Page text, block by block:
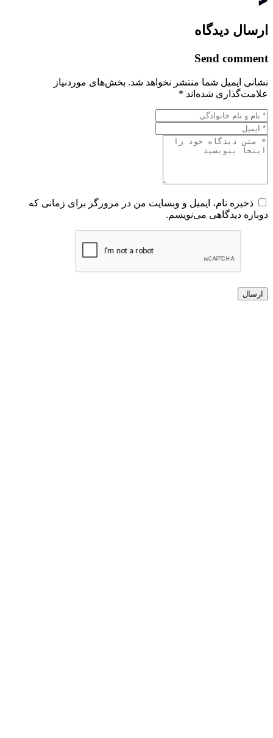
ارسال دیدگاه
Send comment
نشانی ایمیل شما منتشر نخواهد شد. بخش‌های موردنیاز
علامت‌گذاری شده‌اند *
ذخیره نام، ایمیل و وبسایت من در مرورگر برای زمانی که
دوباره دیدگاهی می‌نویسم.
ارسال